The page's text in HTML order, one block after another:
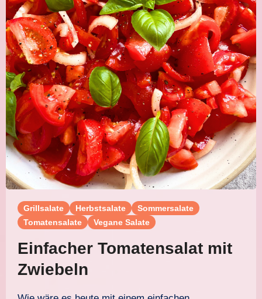
Grillsalate Herbstsalate
Sommersalate
Tomatensalate
Vegane Salate
Einfacher Tomatensalat mit
Zwiebeln